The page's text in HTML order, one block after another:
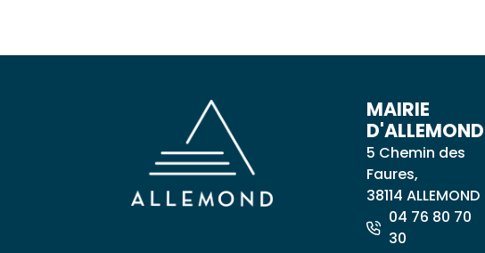
MAIRIE
D'ALLEMOND
5 Chemin des
Faures,
38114 ALLEMOND
04 76 80 70
30